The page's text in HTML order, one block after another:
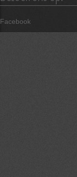
Facebook